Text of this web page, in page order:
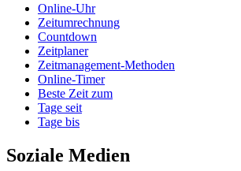
Online-Uhr
Zeitumrechnung
Countdown
Zeitplaner
Zeitmanagement-Methoden
Online-Timer
Beste Zeit zum
Tage seit
Tage bis
Soziale Medien